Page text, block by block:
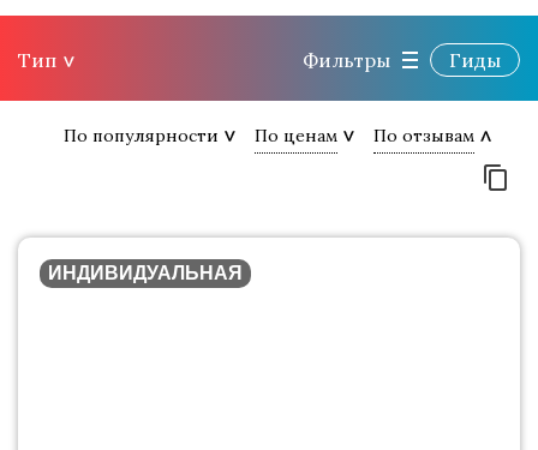
Тип Фильтры Гиды
По популярности По ценам По отзывам
ИНДИВИДУАЛЬНАЯ